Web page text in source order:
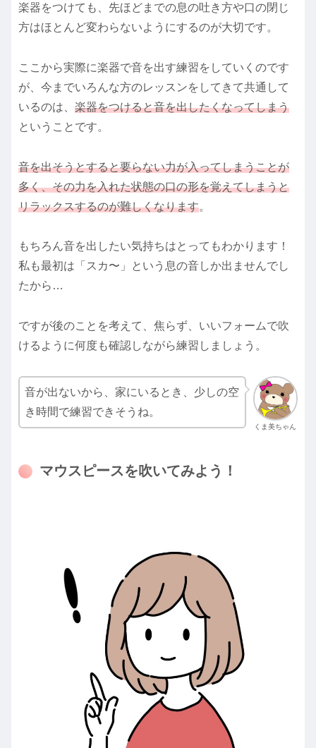
楽器をつけても、先ほどまでの息の吐き方や口の閉じ
方はほとんど変わらないようにするのが大切です。
ここから実際に楽器で音を出す練習をしていくのです
が、今までいろんな方のレッスンをしてきて共通して
いるのは、 楽器をつけると音を出したくなってしまう
ということです。
音を出そうとすると要らない力が入ってしまうことが
多く、その力を入れた状態の口の形を覚えてしまうと
リラックスするのが難しくなります。
もちろん音を出したい気持ちはとってもわかります！
私も最初は「スカ〜」という息の音しか出ませんでし
たから…
ですが後のことを考えて、焦らず、いいフォームで吹
けるように何度も確認しながら練習しましょう。
くま美ちゃん
音が出ないから、家にいるとき、少しの空
き時間で練習できそうね。
マウスピースを吹いてみよう！